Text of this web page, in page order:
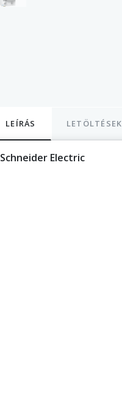
LEÍRÁS LETÖLTÉSEK
Schneider Electric